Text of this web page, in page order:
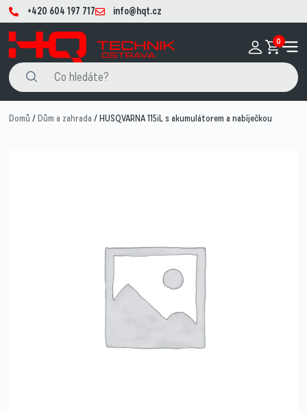
+420 604 197 717 info@hqt.cz
0
Domů /Dům a zahrada / HUSQVARNA 115iL s akumulátorem a nabíječkou